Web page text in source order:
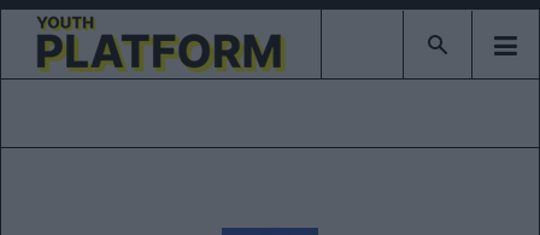
Type 2 or